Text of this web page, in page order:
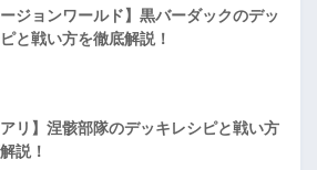
ージョンワールド】黒バーダックのデッ
と戦い方を徹底解説！
アリ】涅骸部隊のデッキレシピと戦い方
説！